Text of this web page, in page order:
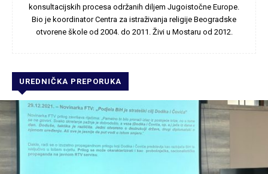
konsultacijskih procesa održanih diljem Jugoistočne Europe.
Bio je koordinator Centra za istraživanja religije Beogradske
otvorene škole od 2004. do 2011. Živi u Mostaru od 2012.
UREDNIČKA PREPORUKA